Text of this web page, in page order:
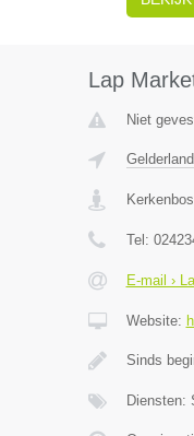
Lap
Niet
Gelderland
Tel:
E-mail ›
Website:
Sinds
Diensten: